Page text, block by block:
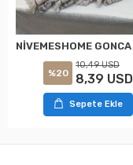
%20
10,49 USD
8,39 USD
Sepete Ekle